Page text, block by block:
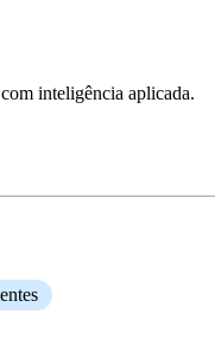
inteligência aplicada.